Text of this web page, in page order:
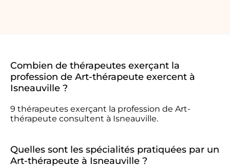
Combien de thérapeutes exerçant la
profession de Art-thérapeute exercent à
Isneauville ?
9 thérapeutes exerçant la profession de Art-
thérapeute consultent à Isneauville.
Quelles sont les spécialités pratiquées par un
Art-thérapeute à Isneauville ?